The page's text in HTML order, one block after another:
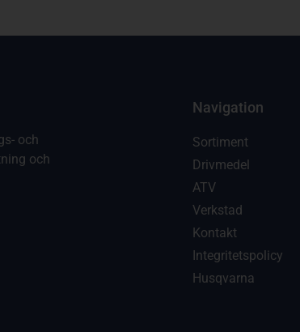
och
och
Navigation
Sortiment
Drivmedel
ATV
Verkstad
Kontakt
Integritetspolicy
Husqvarna